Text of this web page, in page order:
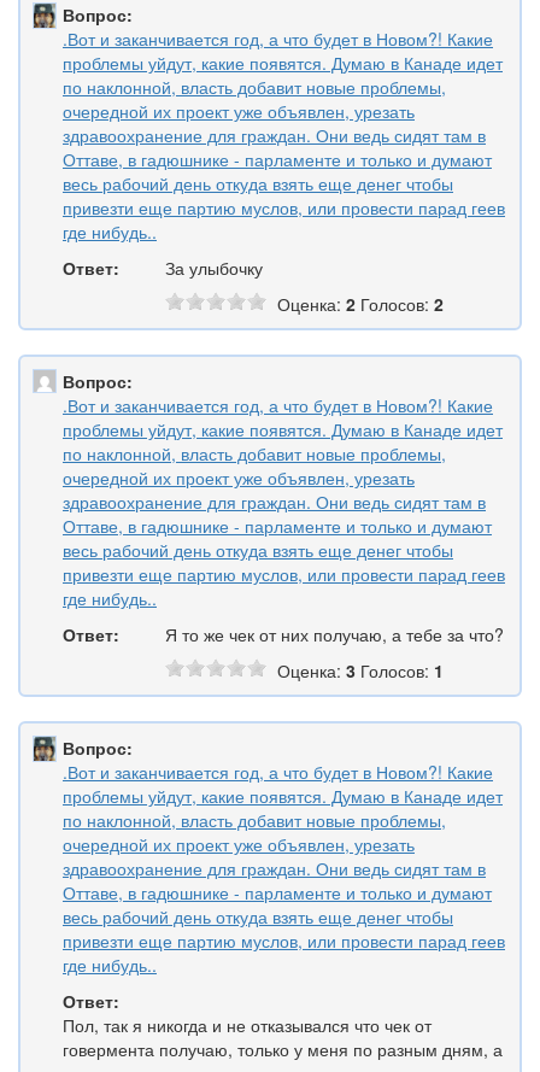
Вопрос:
.Вот и заканчивается год, а что будет в Новом?! Какие
проблемы уйдут, какие появятся. Думаю в Канаде идет
по наклонной, власть добавит новые проблемы,
очередной их проект уже объявлен, урезать
здравоохранение для граждан. Они ведь сидят там в
Оттаве, в гадюшнике - парламенте и только и думают
весь рабочий день откуда взять еще денег чтобы
привезти еще партию муслов, или провести парад геев
где нибудь..
Ответ:
За улыбочку
Оценка: 2 Голосов: 2
Вопрос:
.Вот и заканчивается год, а что будет в Новом?! Какие
проблемы уйдут, какие появятся. Думаю в Канаде идет
по наклонной, власть добавит новые проблемы,
очередной их проект уже объявлен, урезать
здравоохранение для граждан. Они ведь сидят там в
Оттаве, в гадюшнике - парламенте и только и думают
весь рабочий день откуда взять еще денег чтобы
привезти еще партию муслов, или провести парад геев
где нибудь..
Ответ:
Я то же чек от них получаю, а тебе за что?
Оценка: 3 Голосов: 1
Вопрос:
.Вот и заканчивается год, а что будет в Новом?! Какие
проблемы уйдут, какие появятся. Думаю в Канаде идет
по наклонной, власть добавит новые проблемы,
очередной их проект уже объявлен, урезать
здравоохранение для граждан. Они ведь сидят там в
Оттаве, в гадюшнике - парламенте и только и думают
весь рабочий день откуда взять еще денег чтобы
привезти еще партию муслов, или провести парад геев
где нибудь..
Ответ:
Пол, так я никогда и не отказывался что чек от
говермента получаю, только у меня по разным дням, а